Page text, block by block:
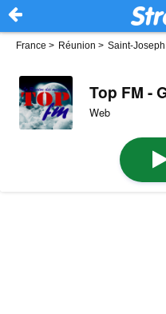
France > Réunion > Saint-Joseph
Top FM -
Web